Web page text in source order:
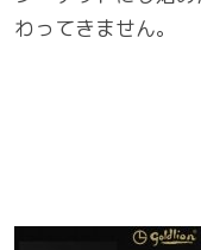
わってきません。